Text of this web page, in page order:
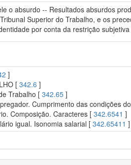
o absurdo -- Resultados absurdos
Superior do Trabalho, e os
por conta da restrição
]
[342.6 ]
Trabalho [342.65 ]
Cumprimento das condições
Composição. Caracteres [342.6541 ]
igual. Isonomia salarial [342.65411 ]